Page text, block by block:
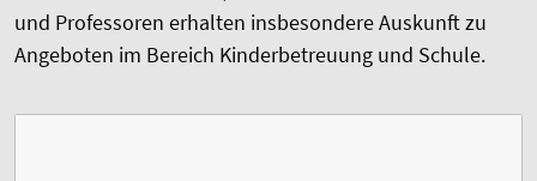
und Professoren erhalten insbesondere Auskunft zu
Angeboten im Bereich Kinderbetreuung und Schule.